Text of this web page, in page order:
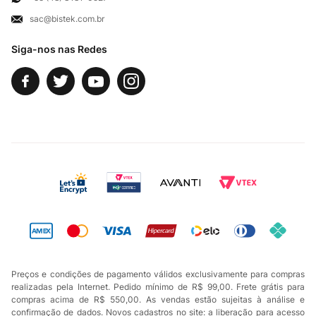
Siga-nos nas Redes
Fale Conosco
sac@bistek.com.br
Preços e condições de pagamento válidos exclusivamente para compras
realizadas pela Internet. Pedido mínimo de R$ 99,00. Frete grátis para
compras acima de R$ 550,00. As vendas estão sujeitas à análise e
confirmação de dados. Novos cadastros no site: a liberação para acesso